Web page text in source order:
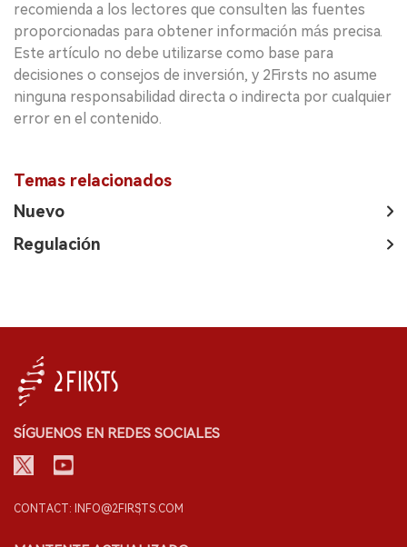
recomienda a los lectores que consulten las fuentes
proporcionadas para obtener información más precisa.
Este artículo no debe utilizarse como base para
decisiones o consejos de inversión, y 2Firsts no asume
ninguna responsabilidad directa o indirecta por cualquier
error en el contenido.
Temas relacionados
Nuevo
Regulación
SÍGUENOS EN REDES SOCIALES
CONTACT: INFO@2FIRSTS.COM